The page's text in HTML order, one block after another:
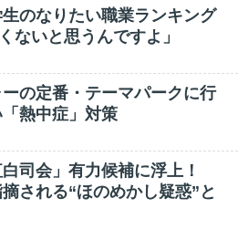
のなりたい職業ランキング
ないと思うんですよ」
の定番・テーマパークに行
熱中症」対策
司会」有力候補に浮上！
される“ほのめかし疑惑”と